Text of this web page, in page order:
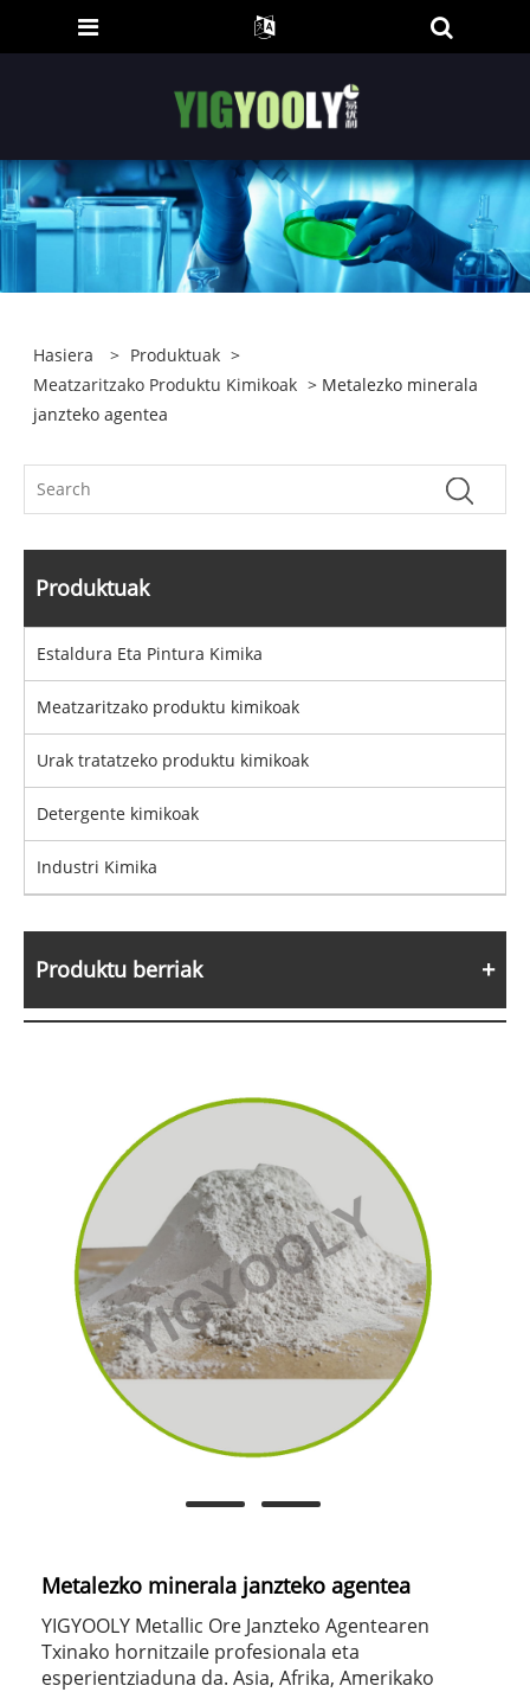
Hasiera > Produktuak >
Meatzaritzako Produktu Kimikoak > Metalezko minerala
janzteko agentea
Produktuak
Estaldura Eta Pintura Kimika
Meatzaritzako produktu kimikoak
Urak tratatzeko produktu kimikoak
Detergente kimikoak
Industri Kimika
Produktu berriak
Metalezko minerala janzteko agentea
YIGYOOLY Metallic Ore Janzteko Agentearen
Txinako hornitzaile profesionala eta
esperientziaduna da. Asia, Afrika, Amerikako